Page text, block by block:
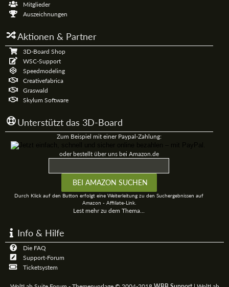
Mitglieder
Auszeichnungen
Aktionen & Partner
3D-Board Shop
WSC-Support
Speedmodeling
Creativefabrica
Graswald
Skylum Software
Unterstützt das 3D-Board
Zum Beispiel mit einer Paypal-Zahlung:
oder bestellt über uns bei Amazon.de
Durch Klick auf den Button erfolgt eine Weiterleitung zu den Suchergebnissen auf
Amazon - Affiliate-Link.
Lest mehr zu dem Thema...
Info & Hilfe
Die FAQ
Support-Forum
Ticketsystem